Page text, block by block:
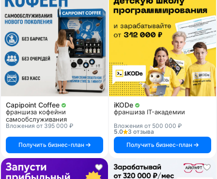
Capipoint Coffee
франшиза кофейни
самообслуживания
Вложения от 395 000 ₽
Получить бизнес-план
iKODe
франшиза IT-академии
Вложения от 500 000 ₽
5.0
3 отзыва
Получить бизнес-план